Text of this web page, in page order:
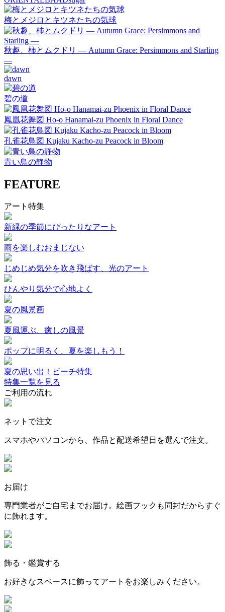
梅とメジロとキツネたちの気球
秋趣、柿とムクドリ ― Autumn Grace: Persimmons and Starling
―
dawn
碧の道
鳳凰花舞図 Ho-o Hanamai-zu Phoenix in Floral Dance
孔雀花鳥図 Kujaku Kacho-zu Peacock in Bloom
青い鳥の静物
FEATURE
アート特集
新緑の季節にぴったりなアート
雨を楽しむおまじない
じめじめ気分を吹き飛ばす、光のアート
ひんやり気分で心地よく
夏の風景画
夏風運ぶ、癒しの風景
ポップに明るく、夏を楽しもう！
夏の思い出！ビーチ特集
特集一覧を見る
ご利用の流れ
ネットで注文
スマホやパソコンから、作品と配送希望日を選んで注文。
お届け
専門業者がご自宅までお届け。絵画フックも同封だからすぐ
に飾れます。
飾る・鑑賞する
お好きなスペースに飾ってアートをお楽しみください。